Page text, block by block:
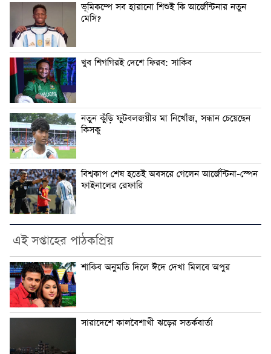
ভূমিকম্পে সব হারানো শিশুই কি আর্জেন্টিনার নতুন
মেসি?
খুব শিগগিরই দেশে ফিরব: সাকিব
নতুন কুঁড়ি ফুটবলজয়ীর মা নিখোঁজ, সন্ধান চেয়েছেন
কিসকু
বিশ্বকাপ শেষ হতেই অবসরে গেলেন আর্জেন্টিনা-স্পেন
ফাইনালের রেফারি
এই সপ্তাহের পাঠকপ্রিয়
শাকিব অনুমতি দিলে ঈদে দেখা মিলবে অপুর
সারাদেশে কালবৈশাখী ঝড়ের সতর্কবার্তা